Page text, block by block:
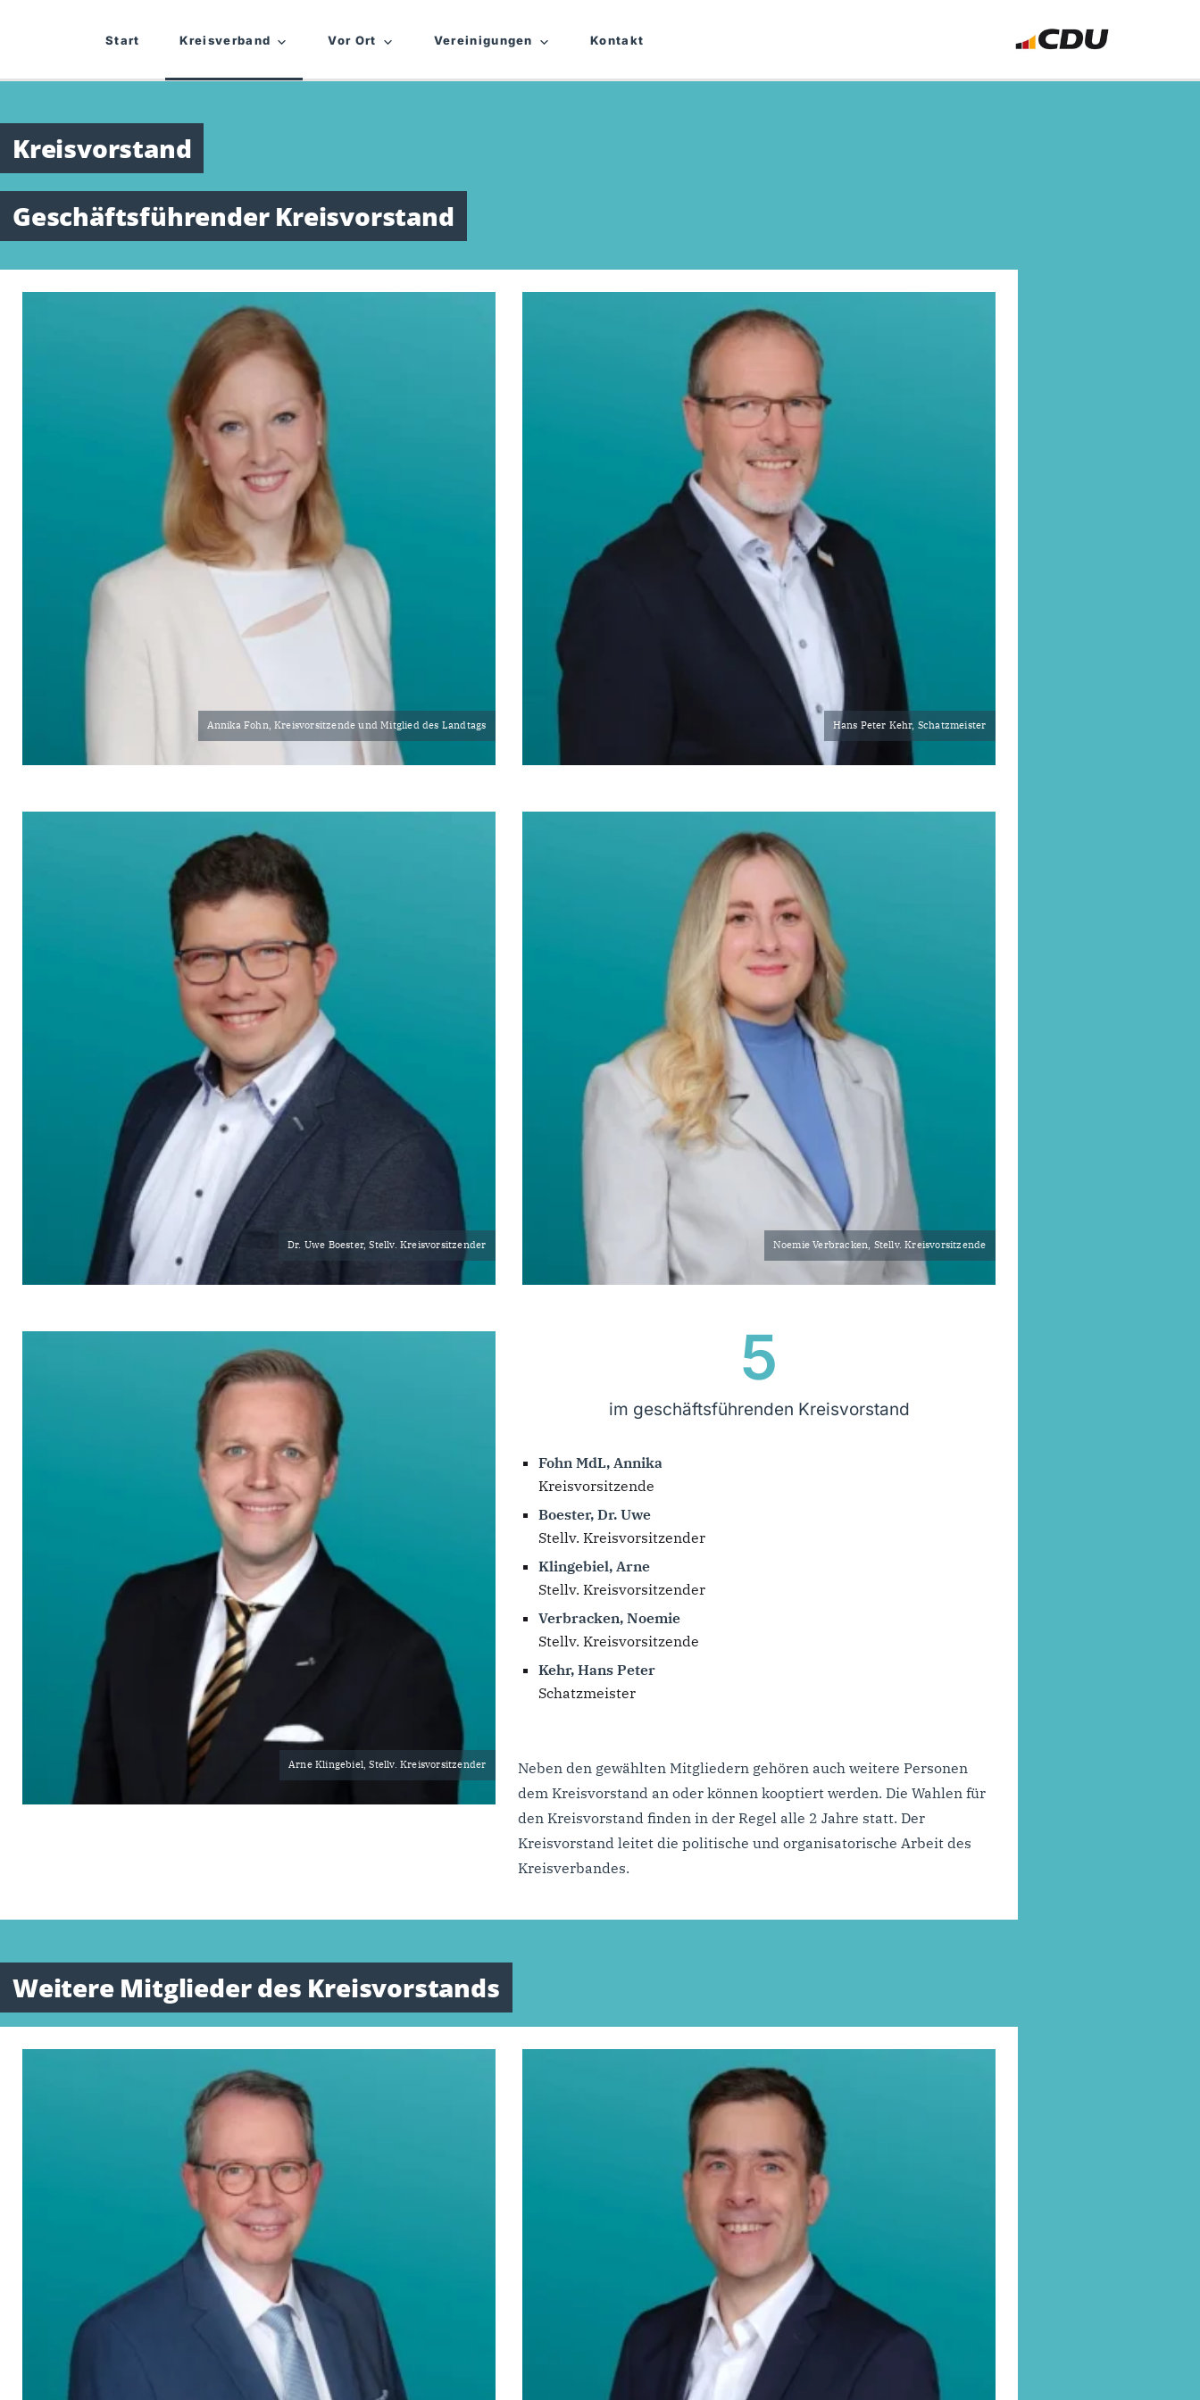
Start Kreisverband Vor Ort Vereinigungen Kontakt
Kreisvorstand
Geschäftsführender Kreisvorstand
Annika Fohn, Kreisvorsitzende und Mitglied des Landtags
Dr. Uwe Boester, Stellv. Kreisvorsitzender
Arne Klingebiel, Stellv. Kreisvorsitzender
Hans Peter Kehr, Schatzmeister
Noemie Verbracken, Stellv. Kreisvorsitzende
im geschäftsführenden Kreisvorstand
5
Fohn MdL, Annika
Kreisvorsitzende
Boester, Dr. Uwe
Stellv. Kreisvorsitzender
Klingebiel, Arne
Stellv. Kreisvorsitzender
Verbracken, Noemie
Stellv. Kreisvorsitzende
Kehr, Hans Peter
Schatzmeister
Neben den gewählten Mitgliedern gehören auch weitere Personen
dem Kreisvorstand an oder können kooptiert werden. Die Wahlen für
den Kreisvorstand finden in der Regel alle 2 Jahre statt. Der
Kreisvorstand leitet die politische und organisatorische Arbeit des
Kreisverbandes.
Weitere Mitglieder des Kreisvorstands